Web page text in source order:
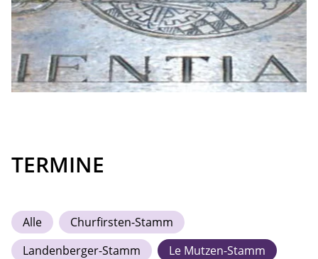
TERMINE
Alle
Churfirsten-Stamm
Landenberger-Stamm
Le Mutzen-Stamm